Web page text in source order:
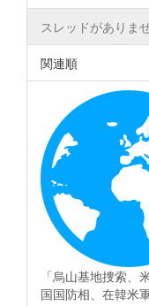
スレッドがありま
関連順
「烏山基地捜索
国国防相、在韓米